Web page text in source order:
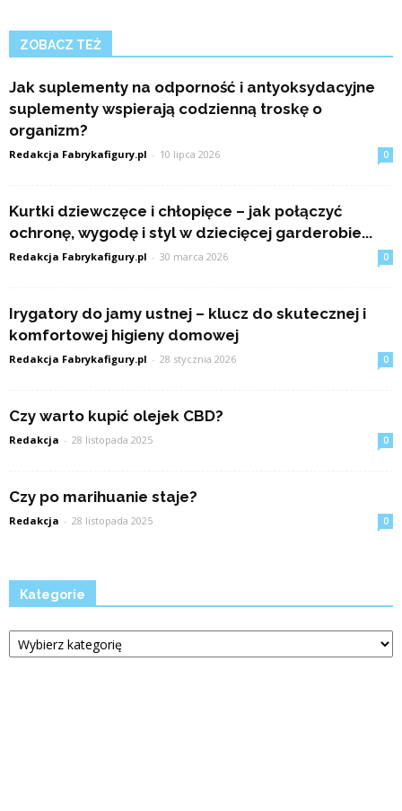
ZOBACZ TEŻ
Jak suplementy na odporność i antyoksydacyjne
suplementy wspierają codzienną troskę o
organizm?
Redakcja Fabrykafigury.pl - 10 lipca 2026 0
Kurtki dziewczęce i chłopięce – jak połączyć
ochronę, wygodę i styl w dziecięcej garderobie...
Redakcja Fabrykafigury.pl - 30 marca 2026 0
Irygatory do jamy ustnej – klucz do skutecznej i
komfortowej higieny domowej
Redakcja Fabrykafigury.pl - 28 stycznia 2026 0
Czy warto kupić olejek CBD?
Redakcja - 28 listopada 2025 0
Czy po marihuanie staje?
Redakcja - 28 listopada 2025 0
Kategorie
Kategorie